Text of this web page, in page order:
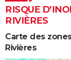
RISQUE
RIVIÈRES
Carte des
Rivières